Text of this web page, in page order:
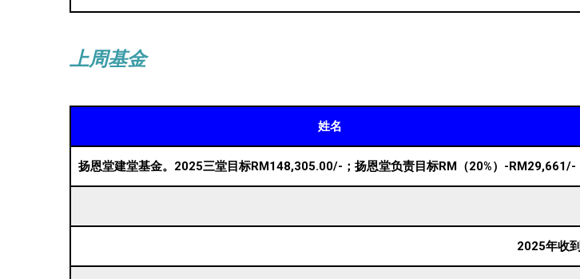
上周基金
姓名
扬恩堂建堂基金。2025三堂目标RM148,305.00/-；扬恩堂负责目标RM（20%）-RM29,661/-
2025年收到